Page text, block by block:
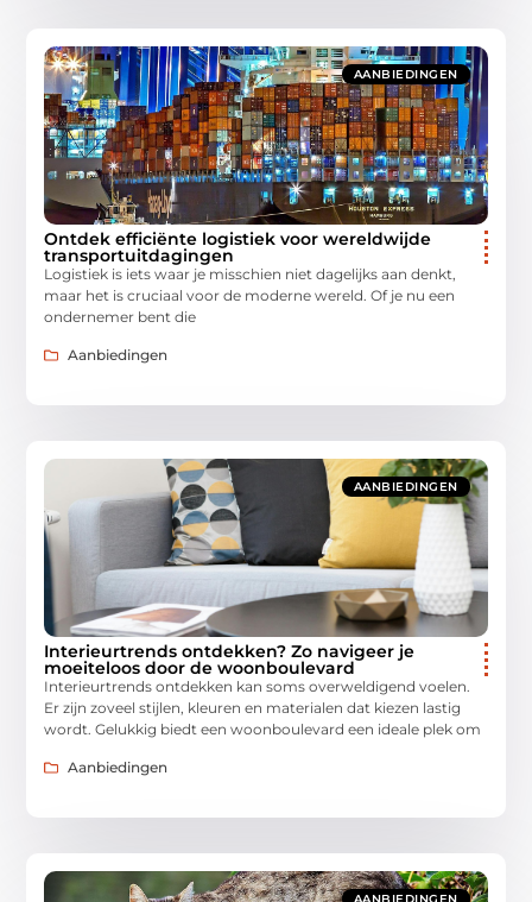
AANBIEDINGEN
Ontdek efficiënte logistiek voor wereldwijde
transportuitdagingen
Logistiek is iets waar je misschien niet dagelijks aan denkt,
maar het is cruciaal voor de moderne wereld. Of je nu een
ondernemer bent die
Aanbiedingen
AANBIEDINGEN
Interieurtrends ontdekken? Zo navigeer je
moeiteloos door de woonboulevard
Interieurtrends ontdekken kan soms overweldigend voelen.
Er zijn zoveel stijlen, kleuren en materialen dat kiezen lastig
wordt. Gelukkig biedt een woonboulevard een ideale plek om
Aanbiedingen